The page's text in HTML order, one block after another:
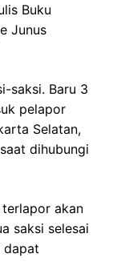
Buku
Junus
saksi. Baru 3
pelapor
Selatan,
dihubungi
akan
saksi selesai
dapat